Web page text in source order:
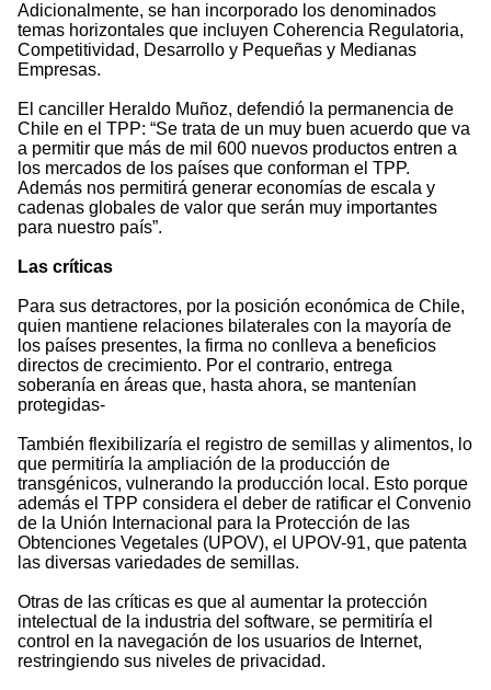
Adicionalmente, se han incorporado los denominados
temas horizontales que incluyen Coherencia Regulatoria,
Competitividad, Desarrollo y Pequeñas y Medianas
Empresas.
El canciller Heraldo Muñoz, defendió la permanencia de
Chile en el TPP: “Se trata de un muy buen acuerdo que va
a permitir que más de mil 600 nuevos productos entren a
los mercados de los países que conforman el TPP.
Además nos permitirá generar economías de escala y
cadenas globales de valor que serán muy importantes
para nuestro país”.
Las críticas
Para sus detractores, por la posición económica de Chile,
quien mantiene relaciones bilaterales con la mayoría de
los países presentes, la firma no conlleva a beneficios
directos de crecimiento. Por el contrario, entrega
soberanía en áreas que, hasta ahora, se mantenían
protegidas-
También flexibilizaría el registro de semillas y alimentos, lo
que permitiría la ampliación de la producción de
transgénicos, vulnerando la producción local. Esto porque
además el TPP considera el deber de ratificar el Convenio
de la Unión Internacional para la Protección de las
Obtenciones Vegetales (UPOV), el UPOV-91, que patenta
las diversas variedades de semillas.
Otras de las críticas es que al aumentar la protección
intelectual de la industria del software, se permitiría el
control en la navegación de los usuarios de Internet,
restringiendo sus niveles de privacidad.